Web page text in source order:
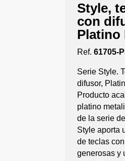
Style,
con
Platino
Ref.61705-
Serie Style.
difusor,
Producto
platino
de la serie
Style aporta
de teclas
generosas y